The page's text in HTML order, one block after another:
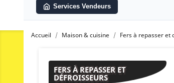
Services Vendeurs
Accueil Maison & cuisine Fers à repasser et
FERS À REPASSER ET
DÉFROISSEURS